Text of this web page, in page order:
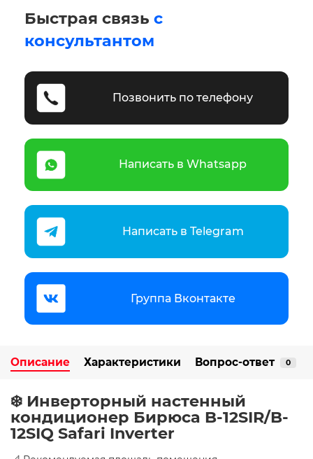
Быстрая связь с
консультантом
Позвонить по телефону
Написать в Whatsapp
Написать в Telegram
Группа Вконтакте
Описание Характеристики Вопрос-ответ 0
❄️ Инверторный настенный
кондиционер Бирюса B-12SIR/B-
12SIQ Safari Inverter